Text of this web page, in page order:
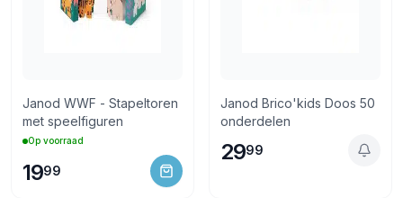
Janod WWF - Stapeltoren
met speelfiguren
Op voorraad
1999
Janod Brico'kids Doos 50
onderdelen
2999